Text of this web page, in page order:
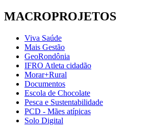
MACROPROJETOS
Viva Saúde
Mais Gestão
GeoRondônia
IFRO Atleta cidadão
Morar+Rural
Documentos
Escola de Chocolate
Pesca e Sustentabilidade
PCD - Mães atípicas
Solo Digital